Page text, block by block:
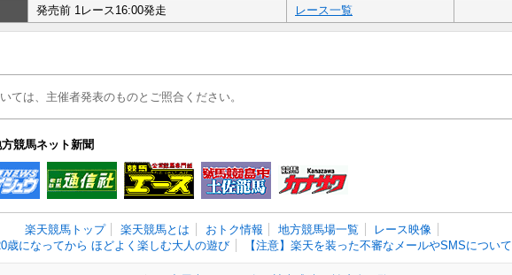
発売前 1レース16:00発走 レース一覧
ては、主催者発表のものとご照合ください。
競馬ネット新聞
楽天競馬トップ 楽天競馬とは おトク情報 地方競馬場一覧
レース映像
歳になってから ほどよく楽しむ大人の遊び
【注意】楽天を装った不審なメールやSMSについて